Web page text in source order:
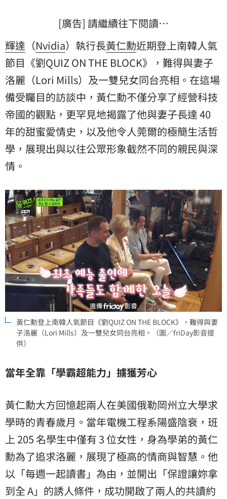
[廣告] 請繼續往下閱讀…
輝達 （Nvidia）執行長黃仁勳近期登上南韓人氣
節目《劉QUIZ ON THE BLOCK》，難得與妻子
洛麗 （Lori Mills）及一雙兒女同台亮相。在這場
備受矚目的訪談中，黃仁勳不僅分享了經營科技
帝國的觀點，更罕見地揭露了他與妻子長達 40
年的甜蜜愛情史，以及他令人莞爾的極簡生活哲
學，展現出與以往公眾形象截然不同的親民與深
情。
黃仁勳登上南韓人氣節目《劉QUIZ ON THE BLOCK》，難得與妻
子洛麗（Lori Mills）及一雙兒女同台亮相。（圖／friDay影音提
供）
當年全靠「學霸超能力」擄獲芳心
黃仁勳大方回憶起兩人在美國俄勒岡州立大學求
學時的青春歲月。當年電機工程系陽盛陰衰，班
上 205 名學生中僅有 3 位女性，身為學弟的黃仁
勳為了追求洛麗，展現了極高的情商與智慧。他
以「每週一起讀書」為由，並開出「保證讓妳拿
到全 A」的誘人條件，成功開啟了兩人的共讀約